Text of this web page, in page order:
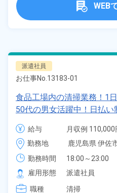
WEB
派遣社員
お仕事No. 13183-01
食品工場内の清掃業務！1
50代の男女活躍中！日払
OK！無料駐車場完備！《鹿
給与
月収例
時給 1,200円～
勤務地
鹿児島県 伊佐
勤務時間
18:00～23:00
雇用形態
派遣社員
職種
清掃